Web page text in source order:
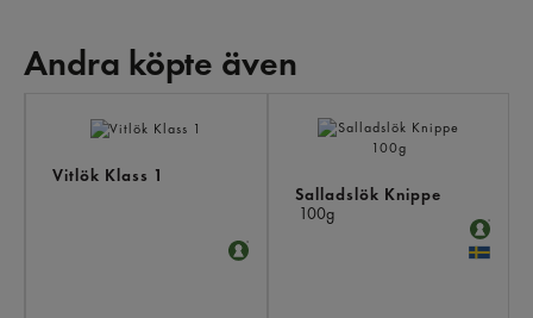
Andra köpte även
Vitlök Klass 1
Salladslök Knippe
100g